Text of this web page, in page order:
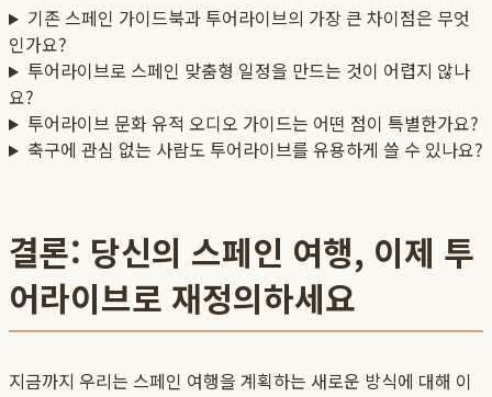
기존 스페인 가이드북과 투어라이브의 가장 큰 차이점은 무엇
인가요?
투어라이브로 스페인 맞춤형 일정을 만드는 것이 어렵지 않나
요?
투어라이브 문화 유적 오디오 가이드는 어떤 점이 특별한가요?
축구에 관심 없는 사람도 투어라이브를 유용하게 쓸 수 있나요?
결론: 당신의 스페인 여행, 이제 투
어라이브로 재정의하세요
지금까지 우리는 스페인 여행을 계획하는 새로운 방식에 대해 이